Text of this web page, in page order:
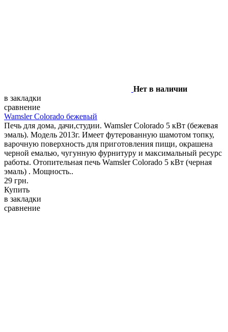
Нет в наличии
в закладки
сравнение
Wamsler Colorado бежевый
Печь для дома, дачи,студии. Wamsler Colorado 5 кВт (бежевая
эмаль). Модель 2013г. Имеет футерованную шамотом топку,
варочную поверхность для приготовления пищи, окрашена
черной емалью, чугунную фурнитуру и максимальный ресурс
работы. Отопительная печь Wamsler Colorado 5 кВт (черная
эмаль) . Мощность..
29 грн.
Купить
в закладки
сравнение